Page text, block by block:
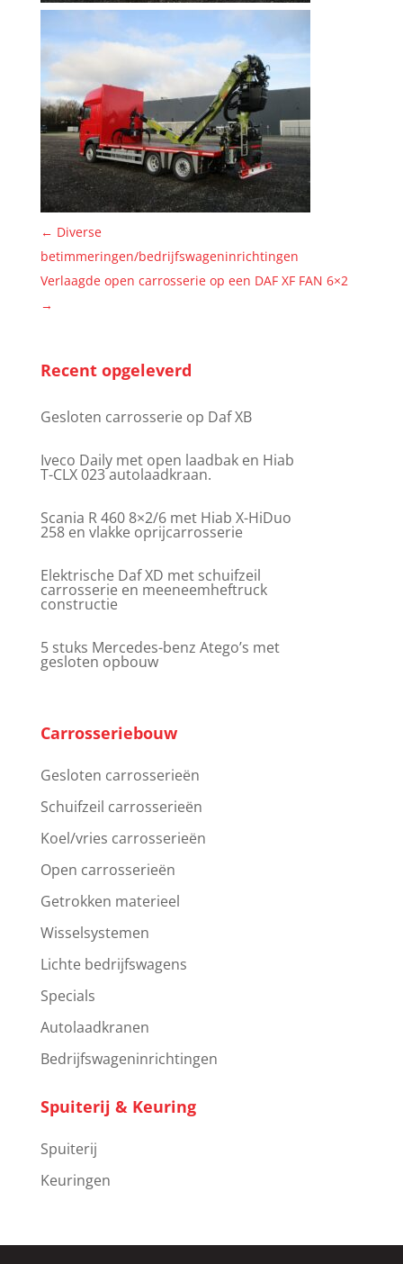
← Diverse
betimmeringen/bedrijfswageninrichtingen
Verlaagde open carrosserie op een DAF XF FAN 6×2
→
Recent opgeleverd
Gesloten carrosserie op Daf XB
Iveco Daily met open laadbak en Hiab
T-CLX 023 autolaadkraan.
Scania R 460 8×2/6 met Hiab X-HiDuo
258 en vlakke oprijcarrosserie
Elektrische Daf XD met schuifzeil
carrosserie en meeneemheftruck
constructie
5 stuks Mercedes-benz Atego’s met
gesloten opbouw
Carrosseriebouw
Gesloten carrosserieën
Schuifzeil carrosserieën
Koel/vries carrosserieën
Open carrosserieën
Getrokken materieel
Wisselsystemen
Lichte bedrijfswagens
Specials
Autolaadkranen
Bedrijfswageninrichtingen
Spuiterij & Keuring
Spuiterij
Keuringen